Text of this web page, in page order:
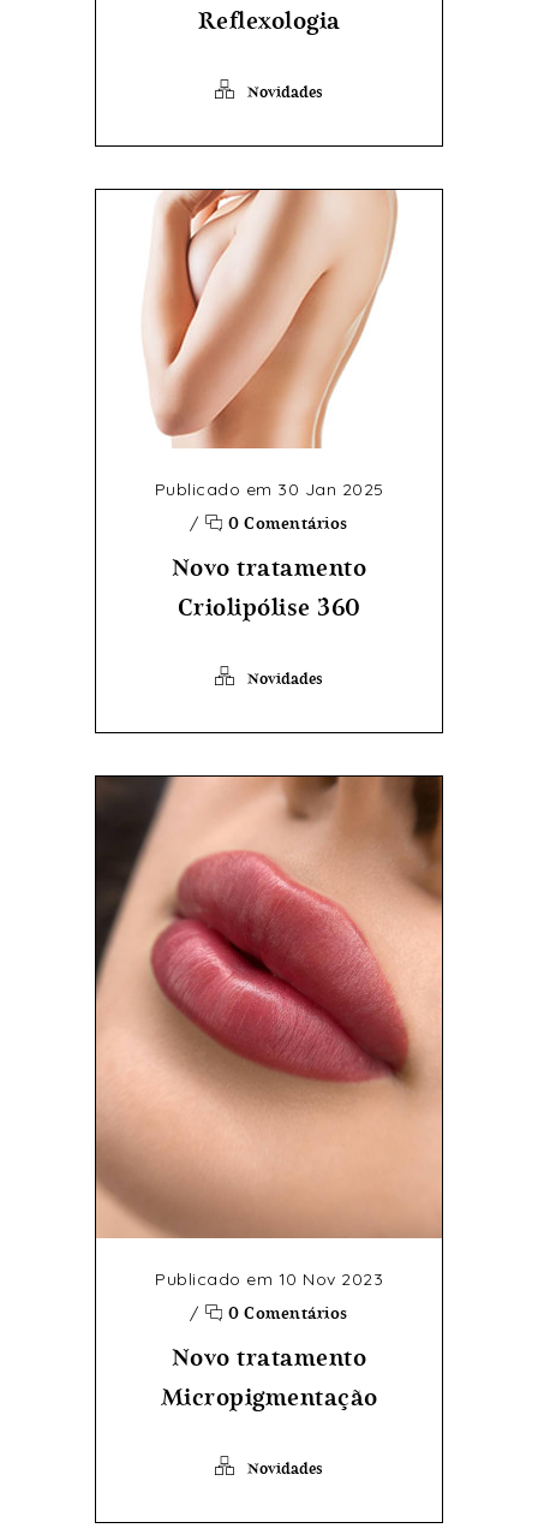
Reflexologia
Novidades
Publicado em 30 Jan 2025
/
0 Comentários
Novo tratamento
Criolipólise 360
Novidades
Publicado em 10 Nov 2023
/
0 Comentários
Novo tratamento
Micropigmentação
Novidades